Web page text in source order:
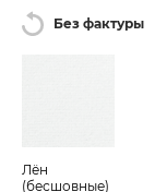
Без фактуры
Лён
(бесшовные)